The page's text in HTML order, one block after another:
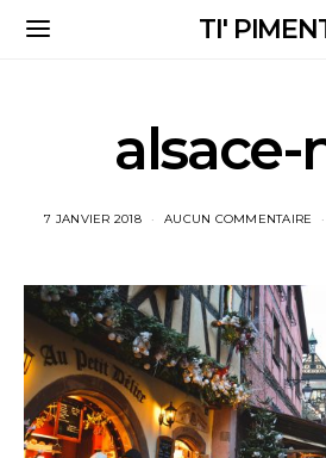
TI'
alsace-
7 JANVIER 2018 AUCUN COMMENTAIRE